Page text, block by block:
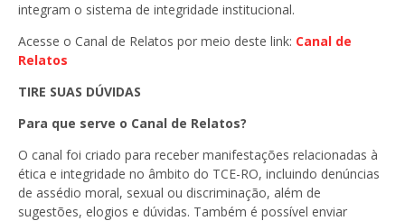
integram o sistema de integridade institucional.
Acesse o Canal de Relatos por meio deste link: Canal de
Relatos
TIRE SUAS DÚVIDAS
Para que serve o Canal de Relatos?
O canal foi criado para receber manifestações relacionadas à
ética e integridade no âmbito do TCE-RO, incluindo denúncias
de assédio moral, sexual ou discriminação, além de
sugestões, elogios e dúvidas. Também é possível enviar